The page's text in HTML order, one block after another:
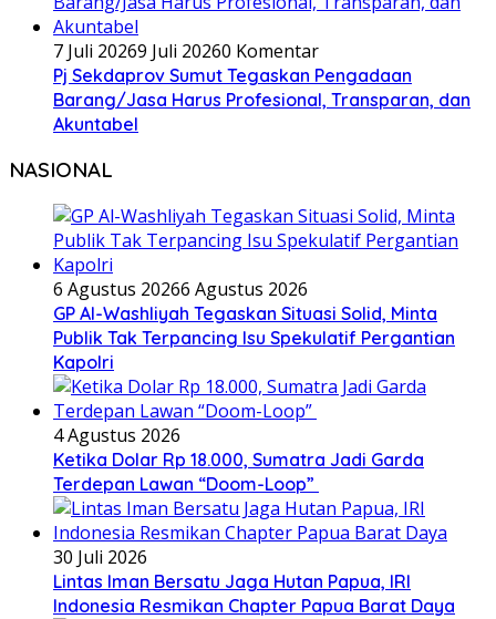
7 Juli 20269 Juli 20260 Komentar
Pj Sekdaprov Sumut Tegaskan Pengadaan
Barang/Jasa Harus Profesional, Transparan, dan
Akuntabel
NASIONAL
6 Agustus 20266 Agustus 2026
GP Al-Washliyah Tegaskan Situasi Solid, Minta
Publik Tak Terpancing Isu Spekulatif Pergantian
Kapolri
4 Agustus 2026
Ketika Dolar Rp 18.000, Sumatra Jadi Garda
Terdepan Lawan “Doom-Loop”
30 Juli 2026
Lintas Iman Bersatu Jaga Hutan Papua, IRI
Indonesia Resmikan Chapter Papua Barat Daya